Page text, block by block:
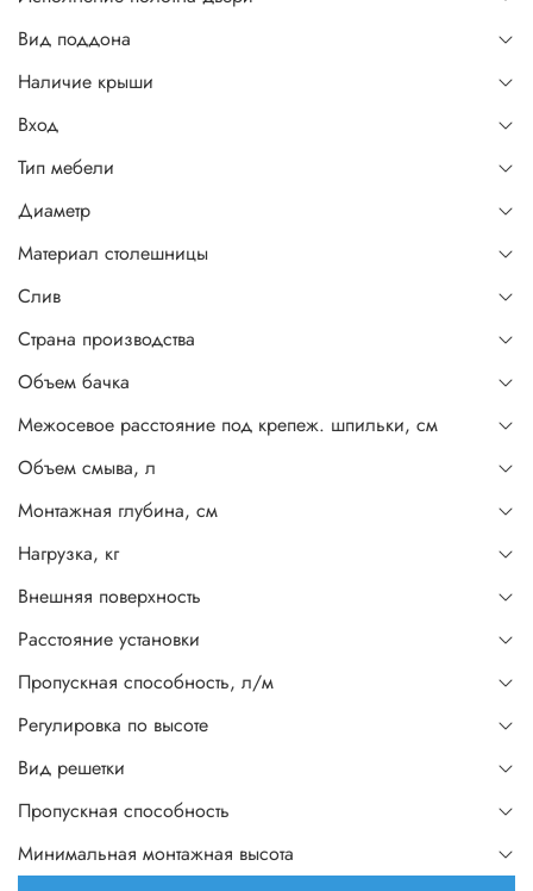
Вид поддона
Наличие крыши
Вход
Тип мебели
Диаметр
Материал столешницы
Слив
Страна производства
Объем бачка
Межосевое расстояние под крепеж. шпильки, см
Объем смыва, л
Монтажная глубина, см
Нагрузка, кг
Внешняя поверхность
Расстояние установки
Пропускная способность, л/м
Регулировка по высоте
Вид решетки
Пропускная способность
Минимальная монтажная высота